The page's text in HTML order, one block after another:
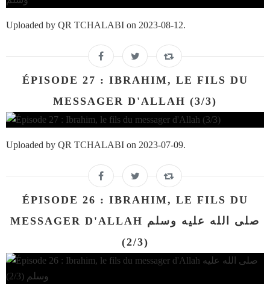
Uploaded by QR TCHALABI on 2023-08-12.
ÉPISODE 27 : IBRAHIM, LE FILS DU
MESSAGER D'ALLAH (3/3)
Uploaded by QR TCHALABI on 2023-07-09.
ÉPISODE 26 : IBRAHIM, LE FILS DU
MESSAGER D'ALLAH صلى الله عليه وسلم
(2/3)